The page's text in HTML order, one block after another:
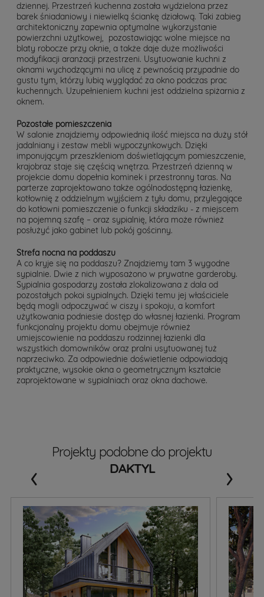
dziennej. Przestrzeń kuchenna została wydzielona przez
barek śniadaniowy i niewielką ściankę działową. Taki zabieg
architektoniczny zapewnia optymalne wykorzystanie
powierzchni użytkowej, pozostawiając wolne miejsce na
blaty robocze przy oknie, a także daje duże możliwości
modyfikacji aranżacji przestrzeni. Usytuowanie kuchni z
oknami wychodzącymi na ulicę z pewnością przypadnie do
gustu tym, którzy lubią wyglądać za okno podczas prac
kuchennych. Uzupełnieniem kuchni jest oddzielna spiżarnia z
oknem.
Pozostałe pomieszczenia
W salonie znajdziemy odpowiednią ilość miejsca na duży stół
jadalniany i zestaw mebli wypoczynkowych. Dzięki
imponującym przeszkleniom doświetlającym pomieszczenie,
krajobraz staje się częścią wnętrza. Przestrzeń dzienną w
projekcie domu dopełnia kominek i przestronny taras. Na
parterze zaprojektowano także ogólnodostępną łazienkę,
kotłownię z oddzielnym wyjściem z tyłu domu, przylegające
do kotłowni pomieszczenie o funkcji składziku - z miejscem
na pojemną szafę – oraz sypialnię, która może również
posłużyć jako gabinet lub pokój gościnny.
Strefa nocna na poddaszu
A co kryje się na poddaszu? Znajdziemy tam 3 wygodne
sypialnie. Dwie z nich wyposażono w prywatne garderoby.
Sypialnia gospodarzy została zlokalizowana z dala od
pozostałych pokoi sypialnych. Dzięki temu jej właściciele
będą mogli odpoczywać w ciszy i spokoju, a komfort
użytkowania podniesie dostęp do własnej łazienki. Program
funkcjonalny projektu domu obejmuje również
umiejscowienie na poddaszu rodzinnej łazienki dla
wszystkich domowników oraz pralni usytuowanej tuż
naprzeciwko. Za odpowiednie doświetlenie odpowiadają
praktyczne, wysokie okna o geometrycznym kształcie
zaprojektowane w sypialniach oraz okna dachowe.
Projekty podobne do projektu
DAKTYL
‹ ›